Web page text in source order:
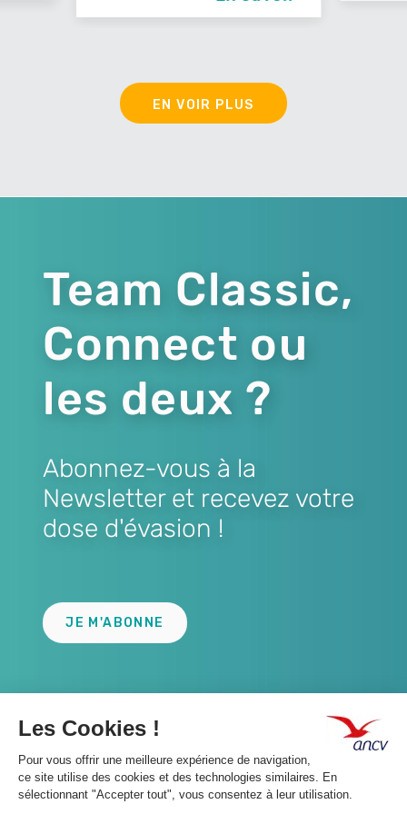
EN VOIR PLUS
Team Classic,
Connect ou
les deux ?
Abonnez-vous à la
Newsletter et recevez votre
dose d'évasion !
JE M'ABONNE